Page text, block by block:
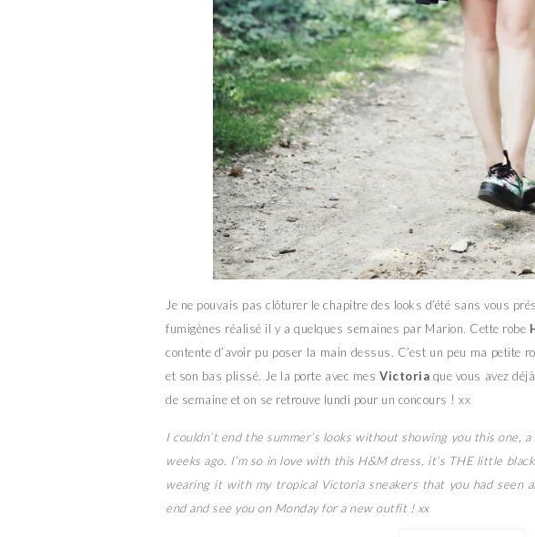
Je ne pouvais pas clôturer le chapitre des looks d’été sans vous
fumigènes réalisé il y a quelques semaines par Marion. Cette robe
contente d’avoir pu poser la main dessus. C’est un peu ma petite
et son bas plissé. Je la porte avec mesVictoria que vous avez
de semaine et on se retrouve lundi pour un concours ! xx
I couldn’t end the summer’s looks without showing you this one,
weeks ago. I’m so in love with this H&M dress, it’s THE little
wearing it with my tropical Victoria sneakers that you had seen
end and see you on Monday for a new outfit ! xx